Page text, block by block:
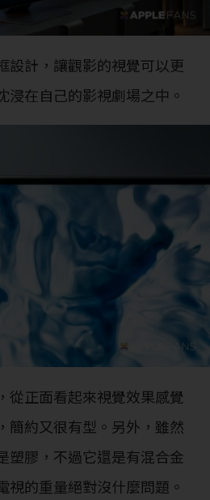
設計，讓觀影的視覺可以更
浸在自己的影視劇場之中。
，從正面看起來視覺效果感覺
簡約又很有型。另外，雖然
塑膠，不過它還是有混合金
視的重量絕對沒什麼問題。